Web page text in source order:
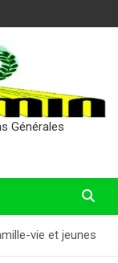
Générales
vie et jeunes